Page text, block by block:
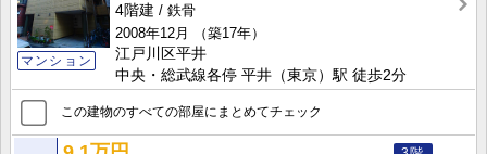
マンション
4階建
鉄骨
2008年12月
（築17年）
江戸川区平井
中央・総武線各停 平井（東京）駅 徒歩2分
この建物のすべての部屋にまとめてチェック